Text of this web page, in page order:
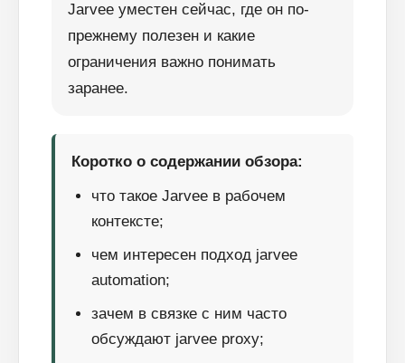
Jarvee уместен сейчас, где он по-
прежнему полезен и какие
ограничения важно понимать
заранее.
Коротко о содержании обзора:
что такое Jarvee в рабочем
контексте;
чем интересен подход jarvee
automation;
зачем в связке с ним часто
обсуждают jarvee proxy;